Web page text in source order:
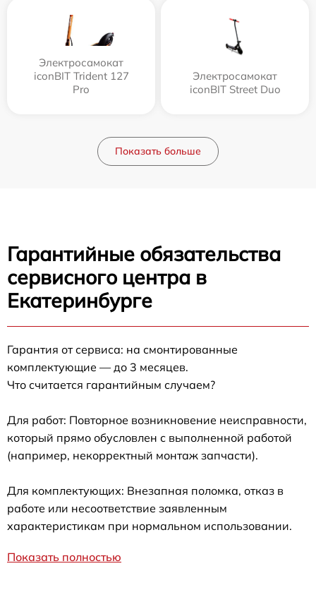
Электросамокат
iconBIT Trident 127
Pro
Электросамокат
iconBIT Street Duo
Показать больше
Гарантийные обязательства
сервисного центра в
Екатеринбурге
Гарантия от сервиса: на смонтированные
комплектующие — до 3 месяцев.
Что считается гарантийным случаем?
Для работ: Повторное возникновение неисправности,
который прямо обусловлен с выполненной работой
(например, некорректный монтаж запчасти).
Для комплектующих: Внезапная поломка, отказ в
работе или несоответствие заявленным
характеристикам при нормальном использовании.
Показать полностью